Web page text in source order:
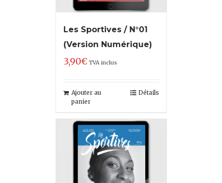
Les Sportives / N°01
(Version Numérique)
3,90€ TVA inclus
Ajouter au
panier
Détails